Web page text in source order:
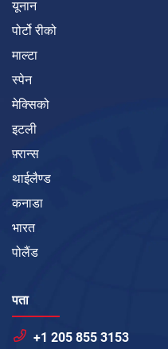
यूनान
पोर्टो रीको
माल्टा
स्पेन
मेक्सिको
इटली
फ़्रान्स
थाईलैण्ड
कनाडा
भारत
पोलैंड
पता
+1 205 855 3153